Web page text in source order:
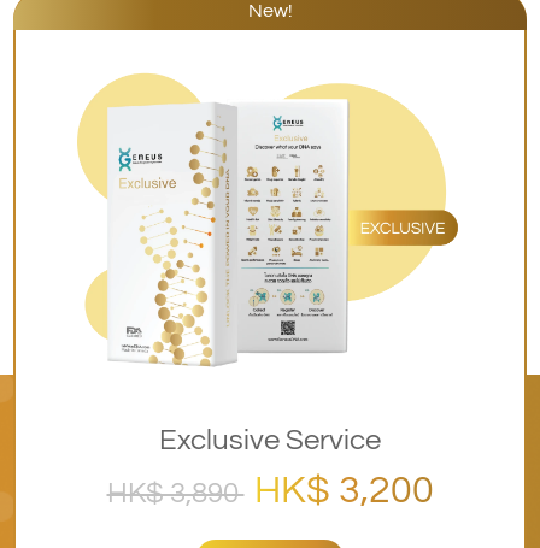
New!
Exclusive Service
HK$ 3,890 HK$ 3,200